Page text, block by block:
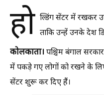
हो ल्डिंग सेंटर में रखकर
ताकि उन्हें उनके देश
कोलकाता। पश्चिम बंगाल
में पकड़े गए लोगों को रखने के लिए
सेंटर शुरू कर दिए हैं।